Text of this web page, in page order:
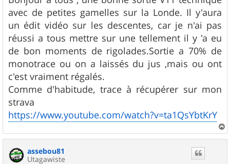
s
a
g
e
avec de petites gamelles sur la Londe. Il y'aura
un édit vidéo sur les descentes, car je n'ai pas
réussi a tous mettre sur une tellement il y 'a eu
de bon moments de rigolades.Sortie a 70% de
monotrace ou on a laissés du jus ,mais ou ont
c'est vraiment régalés.
Comme d'habitude, trace à récupérer sur mon
strava
https://www.youtube.com/watch?v=ta1QsYbtKrY
a
assebou81
Utagawiste